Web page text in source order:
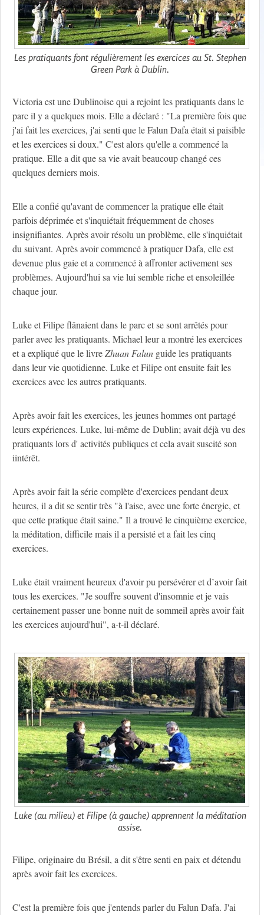
Les pratiquants font régulièrement les exercices au St. Stephen
Green Park à Dublin.
Victoria est une Dublinoise qui a rejoint les pratiquants dans le
parc il y a quelques mois. Elle a déclaré : "La première fois que
j'ai fait les exercices, j'ai senti que le Falun Dafa était si paisible
et les exercices si doux." C'est alors qu'elle a commencé la
pratique. Elle a dit que sa vie avait beaucoup changé ces
quelques derniers mois.
Elle a confié qu'avant de commencer la pratique elle était
parfois déprimée et s'inquiétait fréquemment de choses
insignifiantes. Après avoir résolu un problème, elle s'inquiétait
du suivant. Après avoir commencé à pratiquer Dafa, elle est
devenue plus gaie et a commencé à affronter activement ses
problèmes. Aujourd'hui sa vie lui semble riche et ensoleillée
chaque jour.
Luke et Filipe flânaient dans le parc et se sont arrêtés pour
parler avec les pratiquants. Michael leur a montré les exercices
et a expliqué que le livreZhuan Falun guide les pratiquants
dans leur vie quotidienne. Luke et Filipe ont ensuite fait les
exercices avec les autres pratiquants.
Après avoir fait les exercices, les jeunes hommes ont partagé
leurs expériences. Luke, lui-même de Dublin; avait déjà vu des
pratiquants lors d' activités publiques et cela avait suscité son
iintérêt.
Après avoir fait la série complète d'exercices pendant deux
heures, il a dit se sentir très "à l'aise, avec une forte énergie, et
que cette pratique était saine." Il a trouvé le cinquième exercice,
la méditation, difficile mais il a persisté et a fait les cinq
exercices.
Luke était vraiment heureux d'avoir pu persévérer et d’avoir fait
tous les exercices. "Je souffre souvent d'insomnie et je vais
certainement passer une bonne nuit de sommeil après avoir fait
les exercices aujourd'hui", a-t-il déclaré.
Luke (au milieu) et Filipe (à gauche) apprennent la méditation
assise.
Filipe, originaire du Brésil, a dit s'être senti en paix et détendu
après avoir fait les exercices.
C'est la première fois que j'entends parler du Falun Dafa. J'ai